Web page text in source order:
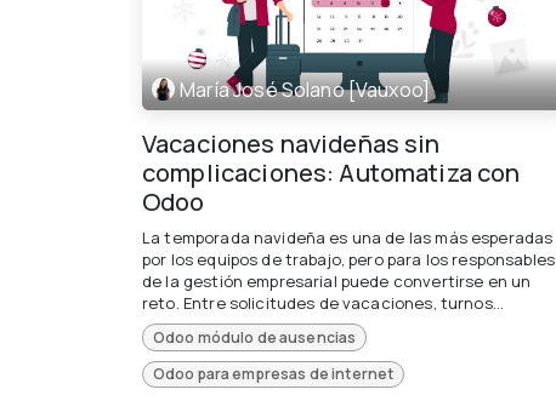
María José Solano [Vauxoo]
Vacaciones navideñas sin
complicaciones: Automatiza con
Odoo
La temporada navideña es una de las más esperadas
por los equipos de trabajo, pero para los responsables
de la gestión empresarial puede convertirse en un
reto. Entre solicitudes de vacaciones, turnos...
Odoo módulo de ausencias
Odoo para empresas de internet